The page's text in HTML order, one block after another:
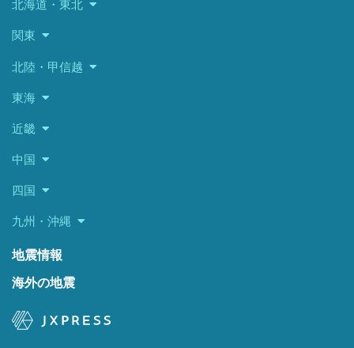
北海道・東北
関東
北陸・甲信越
東海
近畿
中国
四国
九州・沖縄
地震情報
海外の地震